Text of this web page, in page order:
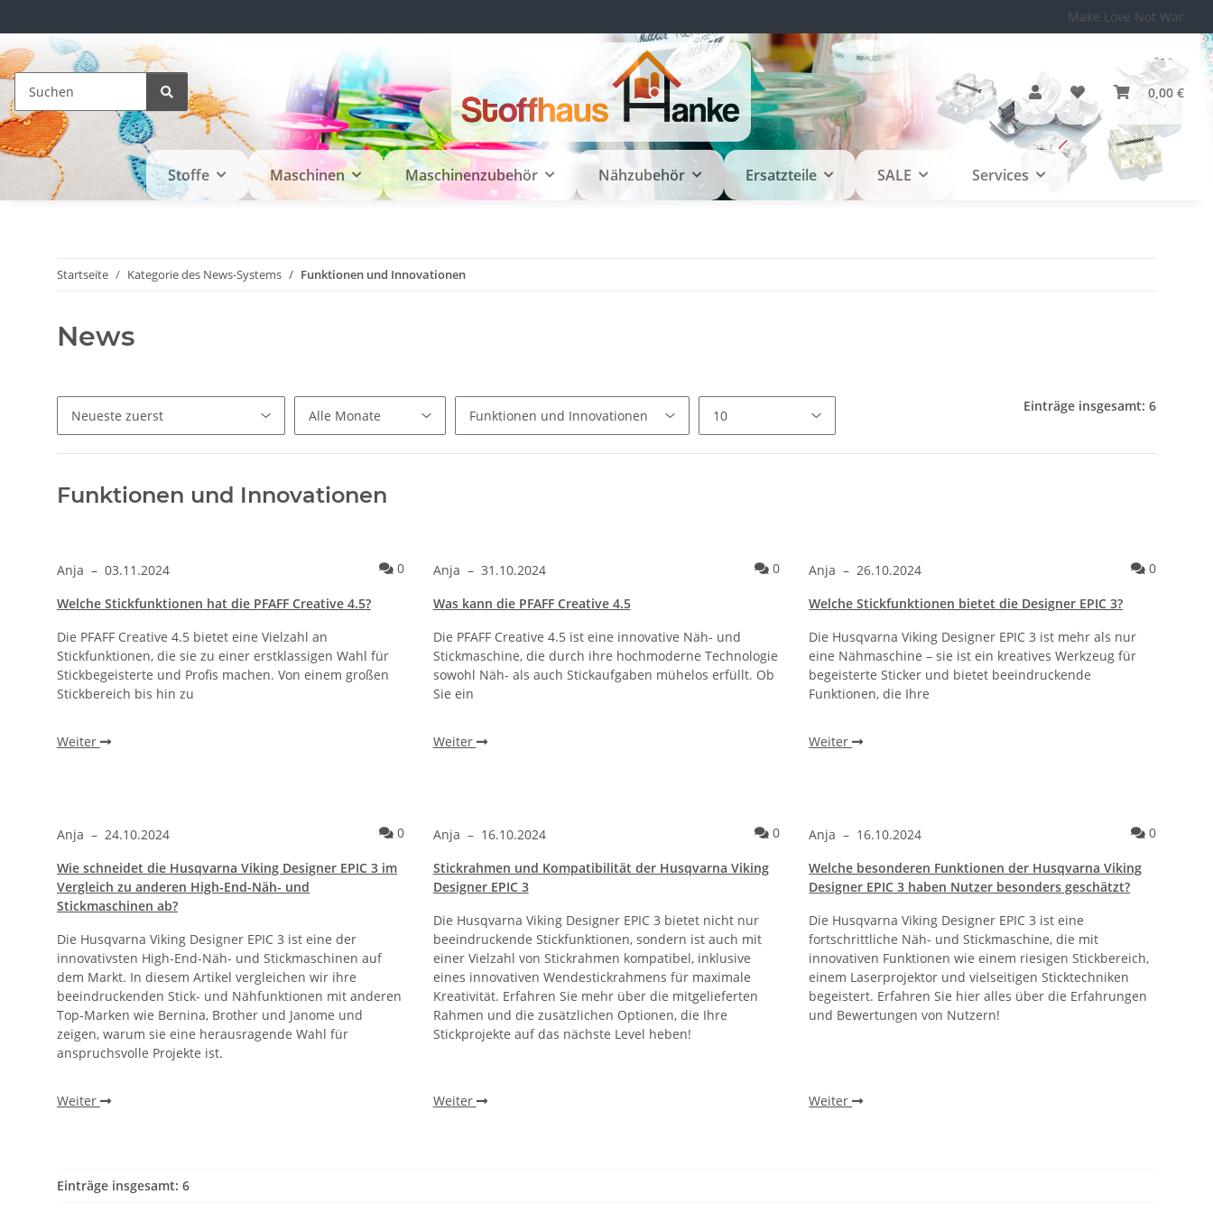
Make Love Not War
0,00 €
Stoffe Maschinen Maschinenzubehör Nähzubehör Ersatzteile SALE Services
Startseite Kategorie des News-Systems Funktionen und Innovationen
News
Einträge insgesamt: 6
Funktionen und Innovationen
Anja – 03.11.2024 0Kommentare zum Artikel Welche Stickfunktionen hat die PFAFF Creative 4.5?
Welche Stickfunktionen hat die PFAFF Creative 4.5?
Die PFAFF Creative 4.5 bietet eine Vielzahl an
Stickfunktionen, die sie zu einer erstklassigen Wahl für
Stickbegeisterte und Profis machen. Von einem großen
Stickbereich bis hin zu
Weiter
Anja – 31.10.2024 0Kommentare zum Artikel Was kann die PFAFF Creative 4.5
Was kann die PFAFF Creative 4.5
Die PFAFF Creative 4.5 ist eine innovative Näh- und
Stickmaschine, die durch ihre hochmoderne Technologie
sowohl Näh- als auch Stickaufgaben mühelos erfüllt. Ob
Sie ein
Weiter
Anja – 26.10.2024 0
Welche Stickfunktionen bietet die Designer EPIC 3?
Die Husqvarna Viking Designer EPIC 3 ist mehr als nur
eine Nähmaschine – sie ist ein kreatives Werkzeug für
begeisterte Sticker und bietet beeindruckende
Funktionen, die Ihre
Weiter
Anja – 24.10.2024 0Kommentare zum Artikel Wie schneidet die Husqvarna Viking Designer EPIC 3 im Vergleich zu anderen High-End-Näh- und
Wie schneidet die Husqvarna Viking Designer EPIC 3 im
Vergleich zu anderen High-End-Näh- und
Stickmaschinen ab?
Die Husqvarna Viking Designer EPIC 3 ist eine der
innovativsten High-End-Näh- und Stickmaschinen auf
dem Markt. In diesem Artikel vergleichen wir ihre
beeindruckenden Stick- und Nähfunktionen mit anderen
Top-Marken wie Bernina, Brother und Janome und
zeigen, warum sie eine herausragende Wahl für
anspruchsvolle Projekte ist.
Weiter
Anja – 16.10.2024 0Kommentare zum Artikel Stickrahmen und Kompatibilität der
Stickrahmen und Kompatibilität der Husqvarna Viking
Designer EPIC 3
Die Husqvarna Viking Designer EPIC 3 bietet nicht nur
beeindruckende Stickfunktionen, sondern ist auch mit
einer Vielzahl von Stickrahmen kompatibel, inklusive
eines innovativen Wendestickrahmens für maximale
Kreativität. Erfahren Sie mehr über die mitgelieferten
Rahmen und die zusätzlichen Optionen, die Ihre
Stickprojekte auf das nächste Level heben!
Weiter
Anja – 16.10.2024 0
Welche besonderen Funktionen der Husqvarna Viking
Designer EPIC 3 haben Nutzer besonders geschätzt?
Die Husqvarna Viking Designer EPIC 3 ist eine
fortschrittliche Näh- und Stickmaschine, die mit
innovativen Funktionen wie einem riesigen Stickbereich,
einem Laserprojektor und vielseitigen Sticktechniken
begeistert. Erfahren Sie hier alles über die Erfahrungen
und Bewertungen von Nutzern!
Weiter
Einträge insgesamt: 6